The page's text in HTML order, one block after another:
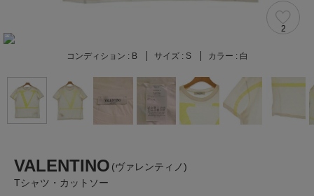
2
コンディション : B サイズ : S カラー : 白
VALENTINO (ヴァレンティノ)
Tシャツ・カットソー